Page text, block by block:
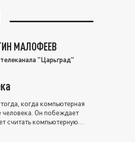
МАЛОФЕЕВ
"Царьград"
когда компьютерная
человека. Он побеждает
считать компьютерную